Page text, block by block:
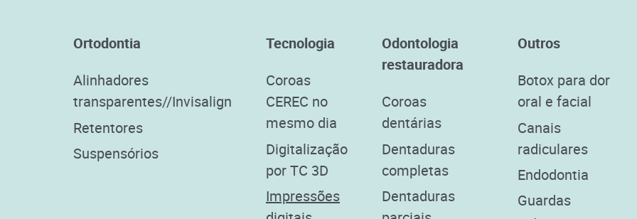
Ortodontia
Alinhadores
transparentes//Invisalign
Retentores
Suspensórios
Tecnologia
Coroas
CEREC no
mesmo dia
Digitalização
por TC 3D
Impressões
Odontologia
restauradora
Coroas
dentárias
Dentaduras
completas
Dentaduras
Outros
Botox para dor
oral e facial
Canais
radiculares
Endodontia
Guardas